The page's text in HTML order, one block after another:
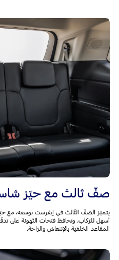
صفّ ثالث مع حيّز
يتميّز الصّفّ الثّالث في إيفرست بوسعه، مع
أسهل للرّكاب. وتحافظ فتحات التّهوئة على
المقاعد الخلفيّة بالإنتعاش والرّاحة.